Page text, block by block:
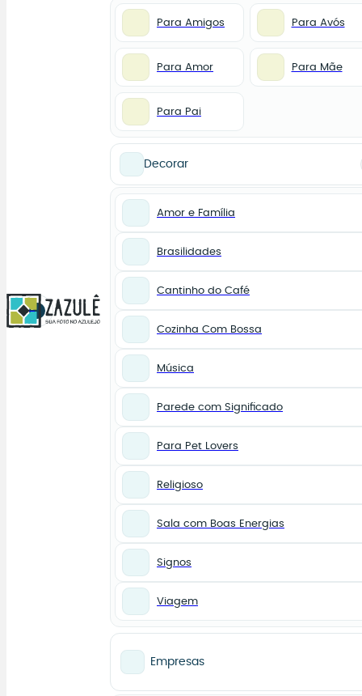
0
Para Amigos Para Avós
Para Amor Para Mãe
Para Pai
Decorar
Amor e Família
Brasilidades
Cantinho do Café
Cozinha Com Bossa
Música
Parede com Significado
Para Pet Lovers
Religioso
Sala com Boas Energias
Signos
Viagem
Empresas